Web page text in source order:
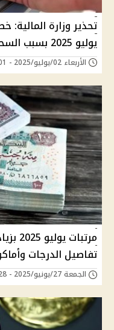
تحذير وزارة
يوليو 2025 بسبب السحب المتكرر من ماكينات ATM
الأربعاء 02/يوليو/2025 - 12:01 ص
تفاصيل الدرجات
الجمعة 27/يونيو/2025 - 03:28 م